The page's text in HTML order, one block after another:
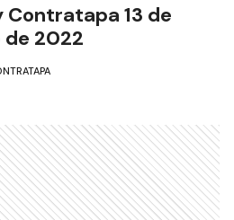
Contratapa 13 de
de 2022